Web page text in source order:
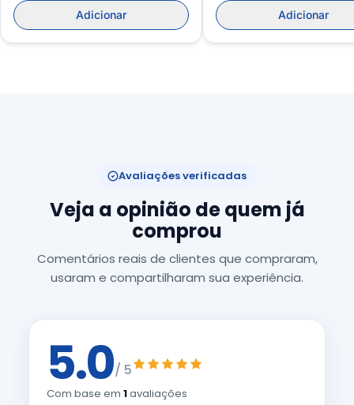
Adicionar Adicionar
Avaliações verificadas
Veja a opinião de quem já
comprou
Comentários reais de clientes que compraram,
usaram e compartilharam sua experiência.
5.0/ 5
Com base em 1avaliações